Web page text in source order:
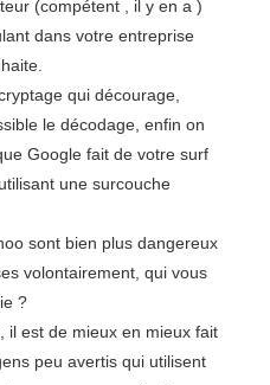
(compétent , il y en a )
dans votre entreprise
qui décourage,
le décodage, enfin on
Google fait de votre surf
une surcouche
sont bien plus dangereux
volontairement, qui vous
?
il est de mieux en mieux fait
peu avertis qui utilisent